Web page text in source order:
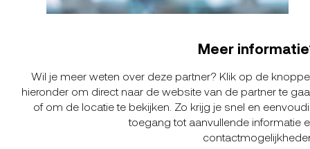
Meer
Wil je meer weten over deze partner? Klik op de
hieronder om direct naar de website van de partner te
of om de locatie te bekijken. Zo krijg je snel en
toegang tot aanvullende informatie